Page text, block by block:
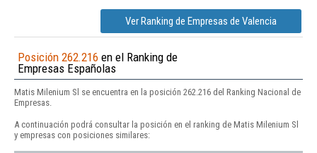
Ver Ranking de Empresas de Valencia
Posición 262.216 en el Ranking de
Empresas Españolas
Matis Milenium Sl se encuentra en la posición 262.216 del Ranking Nacional de
Empresas.
A continuación podrá consultar la posición en el ranking de Matis Milenium Sl
y empresas con posiciones similares: